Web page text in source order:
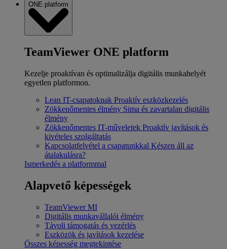
ONE platform
TeamViewer ONE platform
Kezelje proaktívan és optimalizálja digitális munkahelyét
egyetlen platformon.
Lean IT-csapatoknak Proaktív eszközkezelés
Zökkenőmentes élmény Sima és zavartalan digitális
élmény
Zökkenőmentes IT-műveletek Proaktív javítások és
kivételes szolgáltatás
Kapcsolatfelvétel a csapatunkkal Készen áll az
átalakulásra?
Ismerkedés a platformmal
Alapvető képességek
TeamViewer MI
Digitális munkavállalói élmény
Távoli támogatás és vezérlés
Eszközök és javítások kezelése
Összes képesség megtekintése